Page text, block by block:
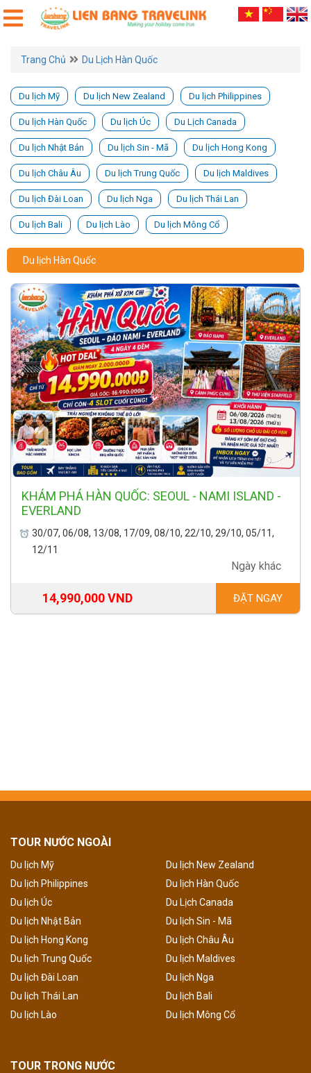
Trang Chủ Du Lịch Hàn Quốc
Du lịch Mỹ Du lịch New Zealand Du lịch Philippines
Du lịch Hàn Quốc Du lịch Úc Du Lịch Canada
Du lịch Nhật Bản Du lịch Sin - Mã Du lịch Hong Kong
Du lịch Châu Âu Du lịch Trung Quốc Du lịch Maldives
Du lịch Đài Loan Du lịch Nga Du lịch Thái Lan
Du lịch Bali Du lịch Lào Du lịch Mông Cổ
Du lịch Hàn Quốc
KHÁM PHÁ HÀN QUỐC: SEOUL - NAMI ISLAND -
EVERLAND
30/07, 06/08, 13/08, 17/09, 08/10, 22/10, 29/10, 05/11,
12/11
Ngày khác
14,990,000 VND ĐẶT NGAY
TOUR NƯỚC NGOÀI
Du lịch Mỹ
Du lịch New Zealand
Du lịch Philippines
Du lịch Hàn Quốc
Du lịch Úc
Du Lịch Canada
Du lịch Nhật Bản
Du lịch Sin - Mã
Du lịch Hong Kong
Du lịch Châu Âu
Du lịch Trung Quốc
Du lịch Maldives
Du lịch Đài Loan
Du lịch Nga
Du lịch Thái Lan
Du lịch Bali
Du lịch Lào
Du lịch Mông Cổ
TOUR TRONG NƯỚC